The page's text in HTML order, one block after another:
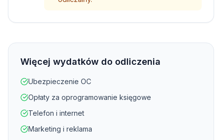
Więcej wydatków do odliczenia
Ubezpieczenie OC
Opłaty za oprogramowanie księgowe
Telefon i internet
Marketing i reklama